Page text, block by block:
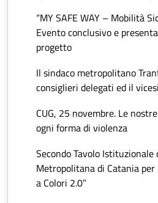
“MY SAFE WAY – Mobilità
Evento conclusivo e
progetto
Il sindaco metropolitano
consiglieri delegati ed il
CUG, 25 novembre. Le
ogni forma di violenza
Secondo Tavolo Istituzionale
Metropolitana di Catania
a Colori 2.0”